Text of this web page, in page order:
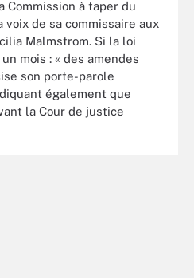
Commission à taper du
de sa commissaire aux
Malmstrom. Si la loi
mois : « des amendes
son porte-parole
également que
la Cour de justice